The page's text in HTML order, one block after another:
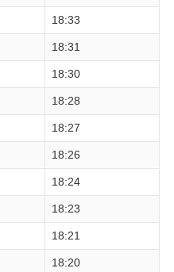
18:33
18:31
18:30
18:28
18:27
18:26
18:24
18:23
18:21
18:20